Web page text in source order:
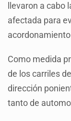
llevaron a cabo
afectada para
Como medida
de los carriles
dirección
tanto de